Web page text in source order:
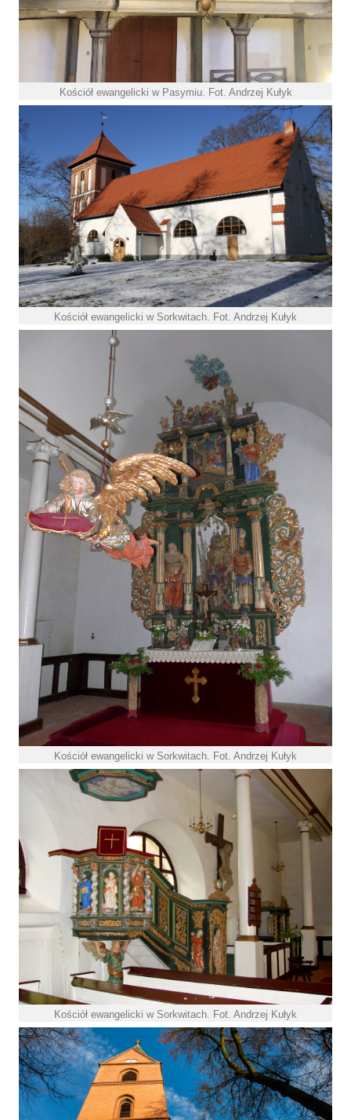
Kościół ewangelicki w Pasymiu. Fot. Andrzej Kułyk
Kościół ewangelicki w Sorkwitach. Fot. Andrzej Kułyk
Kościół ewangelicki w Sorkwitach. Fot. Andrzej Kułyk
Kościół ewangelicki w Sorkwitach. Fot. Andrzej Kułyk